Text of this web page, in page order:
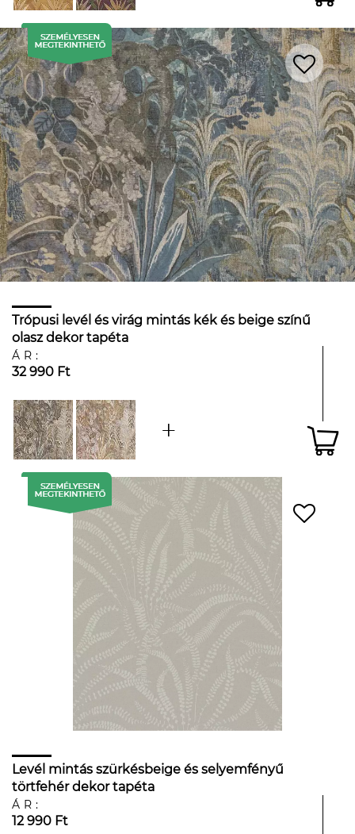
Trópusi levél és virág mintás kék és beige színű
olasz dekor tapéta
ÁR:
32 990 Ft
Levél mintás szürkésbeige és selyemfényű
törtfehér dekor tapéta
ÁR:
12 990 Ft